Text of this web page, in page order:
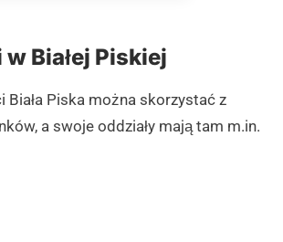
Białej Piskiej
Biała Piska można skorzystać z
a swoje oddziały mają tam m.in.